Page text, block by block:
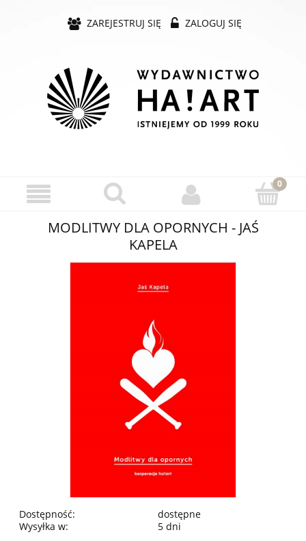
ZAREJESTRUJ SIĘ ZALOGUJ SIĘ
MODLITWY DLA OPORNYCH - JAŚ
KAPELA
Dostępność:
dostępne
Wysyłka w:
5 dni